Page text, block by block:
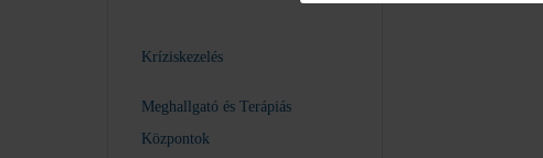
Kríziskezelés
Meghallgató és Terápiás
Központok